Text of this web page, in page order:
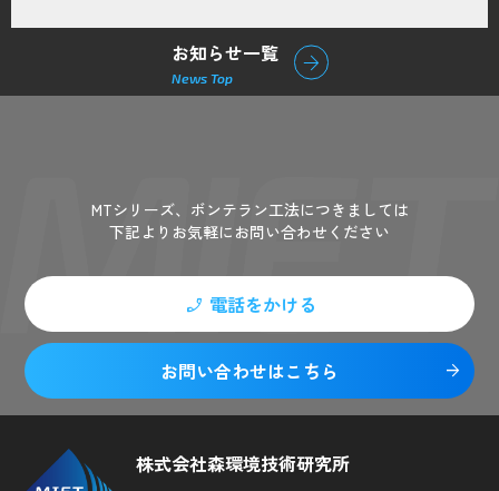
お知らせ一覧
News Top
arrow_forward
MTシリーズ、ボンテラン工法につきましては
下記よりお気軽にお問い合わせください
phone_enabled 電話をかける
お問い合わせはこちら arrow_forward
株式会社森環境技術研究所